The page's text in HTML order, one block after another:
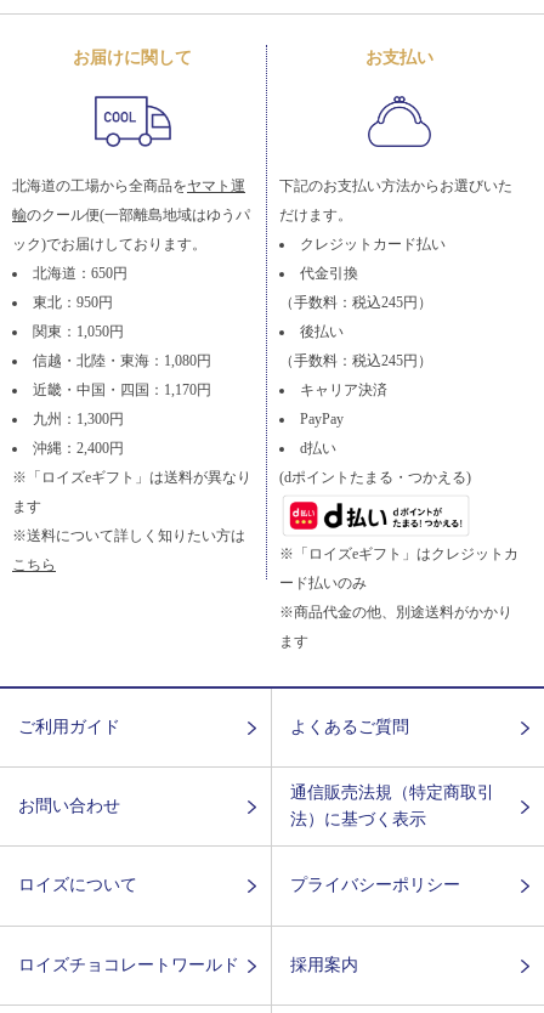
お届けに関して
北海道の工場から全商品をヤマト運
輸のクール便(一部離島地域はゆうパ
ック)でお届けしております。
北海道：650円
東北：950円
関東：1,050円
信越・北陸・東海：1,080円
近畿・中国・四国：1,170円
九州：1,300円
沖縄：2,400円
※「ロイズeギフト」は送料が異なり
ます
※送料について詳しく知りたい方は
こちら
お支払い
下記のお支払い方法からお選びいた
だけます。
クレジットカード払い
代金引換
（手数料：税込245円）
後払い
（手数料：税込245円）
キャリア決済
PayPay
d払い
(dポイントたまる・つかえる)
※「ロイズeギフト」はクレジットカ
ード払いのみ
※商品代金の他、別途送料がかかり
ます
ご利用ガイド よくあるご質問
お問い合わせ
通信販売法規（特定商取引
法）に基づく表示
ロイズについて プライバシーポリシー
ロイズチョコレートワールド 採用案内